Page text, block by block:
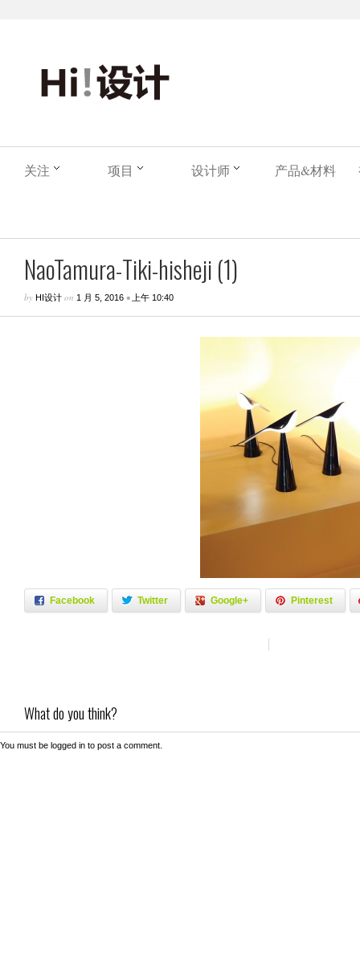
关注 项目 设计师 产品&材料
NaoTamura-Tiki-hisheji (1)
by HI设计 on 1 月 5, 2016 • 上午 10:40
Facebook Twitter Google+ Pinterest
What do you think?
You must be logged in to post a comment.